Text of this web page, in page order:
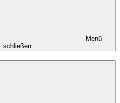
Menü
schließen